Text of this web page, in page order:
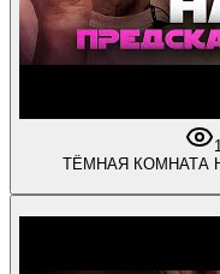
ТЁМНАЯ КОМНАТА